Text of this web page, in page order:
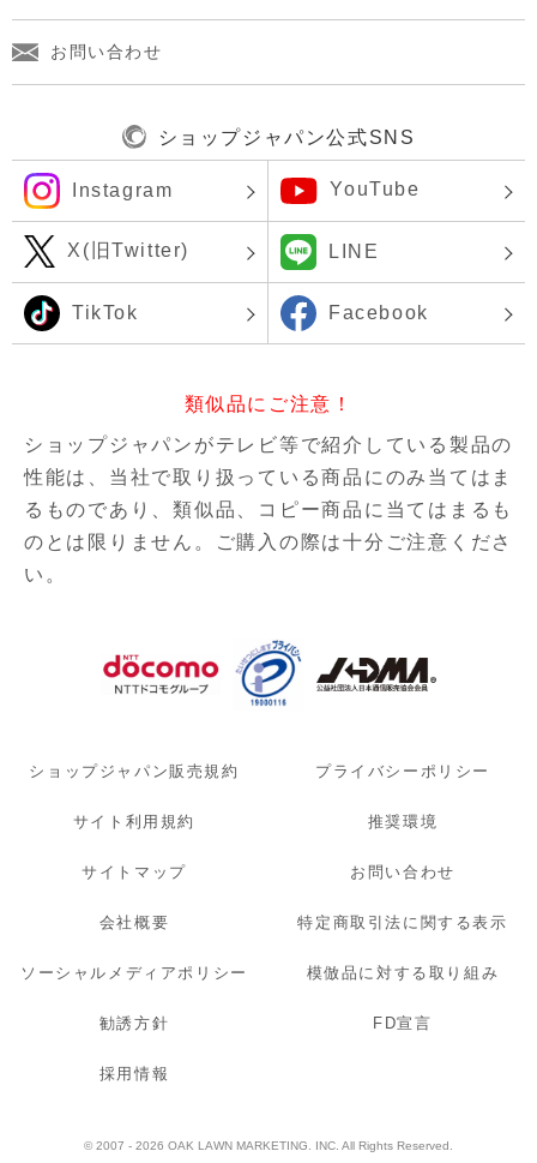
お問い合わせ
ショップジャパン公式SNS
Instagram YouTube
X(旧Twitter) LINE
TikTok Facebook
類似品にご注意！
ショップジャパンがテレビ等で紹介している製品の
性能は、当社で取り扱っている商品にのみ当てはま
るものであり、類似品、コピー商品に当てはまるも
のとは限りません。ご購入の際は十分ご注意くださ
い。
ショップジャパン販売規約 プライバシーポリシー
サイト利用規約 推奨環境
サイトマップ お問い合わせ
会社概要 特定商取引法に関する表示
ソーシャルメディアポリシー 模倣品に対する取り組み
勧誘方針 FD宣言
採用情報
© 2007 - 2026 OAK LAWN MARKETING. INC. All Rights Reserved.